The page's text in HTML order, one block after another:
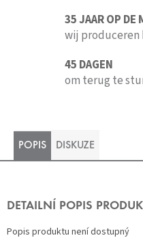
35 JAAR OP DE
wij
45 DAGEN
om terug te
POPIS DISKUZE
DETAILNÍ POPIS
Popis produktu není dostupný